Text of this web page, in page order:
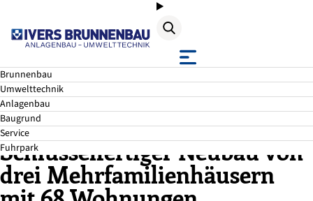
Suche
Brunnenbau
Umwelttechnik
Anlagenbau
Baugrund
Service
Fuhrpark
Neumünster • Neubau
Schlüsselfertiger Neubau von
drei Mehrfamilienhäusern